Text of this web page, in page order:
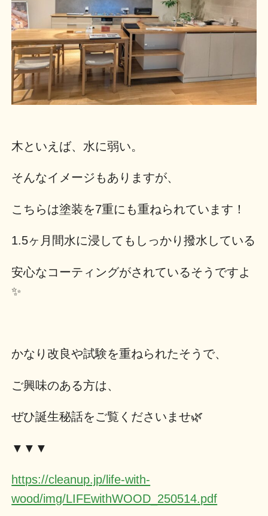
木といえば、水に弱い。
そんなイメージもありますが、
こちらは塗装を7重にも重ねられています！
1.5ヶ月間水に浸してもしっかり撥水している
安心なコーティングがされているそうですよ
✨
かなり改良や試験を重ねられたそうで、
ご興味のある方は、
ぜひ誕生秘話をご覧くださいませ🌿
▼▼▼
https://cleanup.jp/life-with-
wood/img/LIFEwithWOOD_250514.pdf